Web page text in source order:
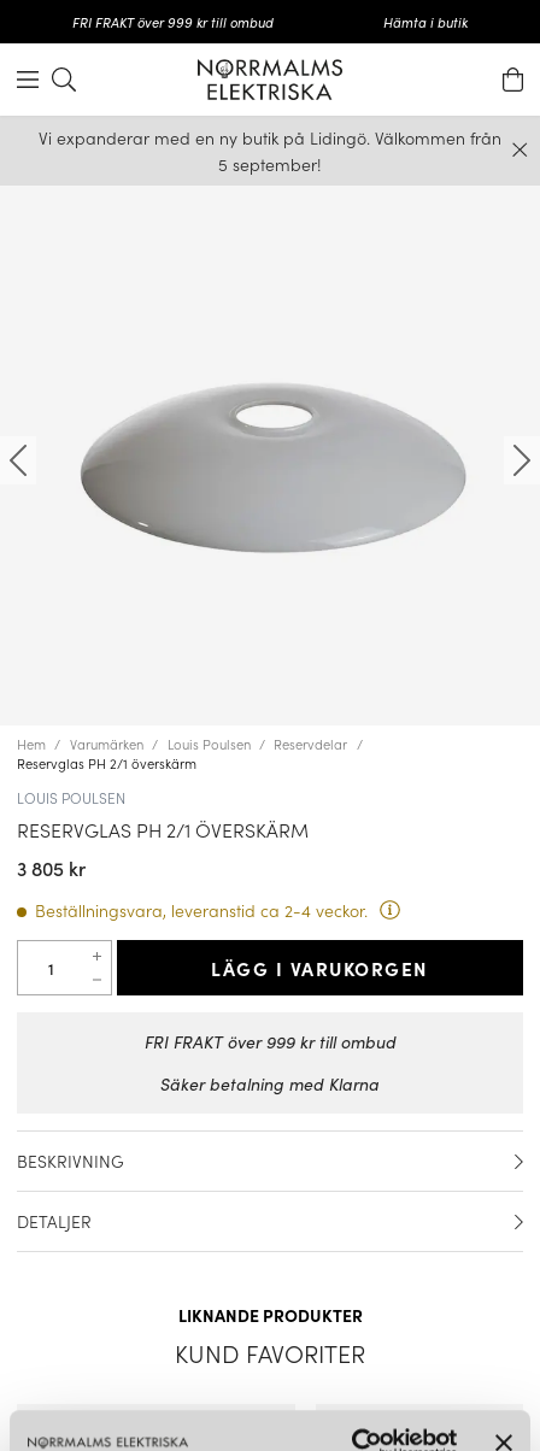
FRI FRAKT över 999 kr till ombud Hämta i butik
Vi expanderar med en ny butik på Lidingö. Välkommen från
5 september!
Hem Varumärken Louis Poulsen
Reservdelar
Reservglas PH 2/1 överskärm
LOUIS POULSEN
RESERVGLAS PH 2/1 ÖVERSKÄRM
3 805 kr
Beställningsvara, leveranstid ca 2-4 veckor.
LÄGG I VARUKORGEN
FRI FRAKT över 999 kr till ombud
Säker betalning med Klarna
BESKRIVNING
ljuskrona.
DETALJER
Glas
LIKNANDE PRODUKTER
KUND FAVORITER